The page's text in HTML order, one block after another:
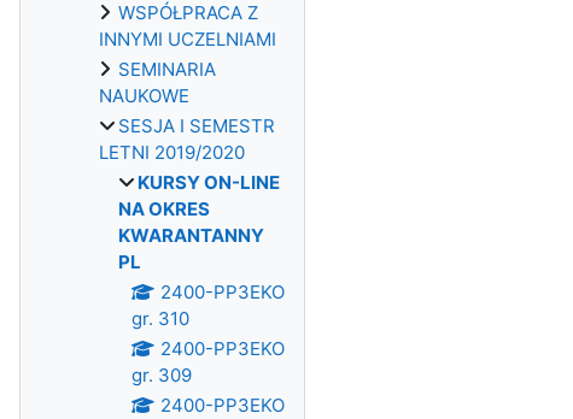
WSPÓŁPRACA Z
INNYMI UCZELNIAMI
SEMINARIA
NAUKOWE
SESJA I SEMESTR
LETNI 2019/2020
KURSY ON-LINE
NA OKRES
KWARANTANNY
PL
2400-PP3EKO
gr. 310
2400-PP3EKO
gr. 309
2400-PP3EKO